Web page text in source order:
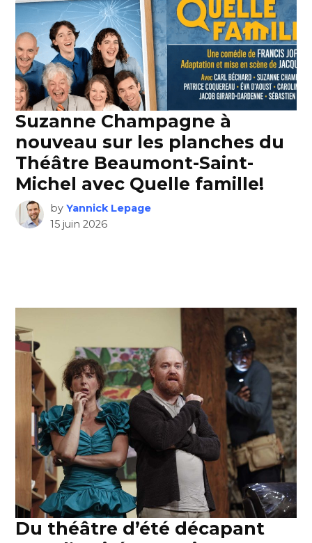
Suzanne Champagne à
nouveau sur les planches du
Théâtre Beaumont-Saint-
Michel avec Quelle famille!
by Yannick Lepage
15 juin 2026
Du théâtre d’été décapant